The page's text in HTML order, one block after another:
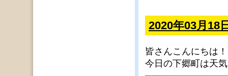
2020年03月18
皆さんこんにちは！
今日の下郷町は天